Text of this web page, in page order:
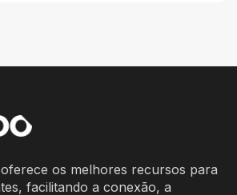
os melhores recursos para
facilitando a conexão, a